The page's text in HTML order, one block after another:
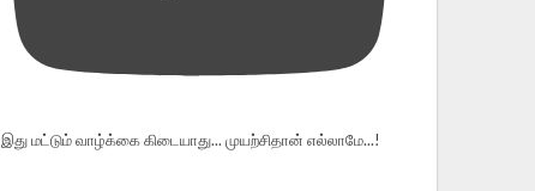
இது மட்டும் வாழ்க்கை கிடையாது... முயற்சிதான் எல்லாமே...!